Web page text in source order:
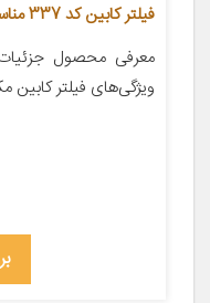
فیلتر کابین کد 337 مناسب برای رانا
معرفی محصول
ویژگی‌های فیلتر